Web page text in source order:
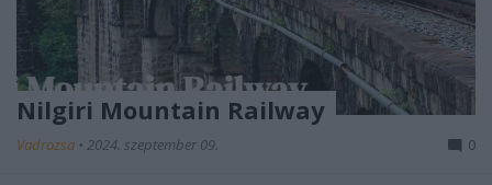
Nilgiri Mountain Railway
Vadrozsa • 2024. szeptember 09. 0